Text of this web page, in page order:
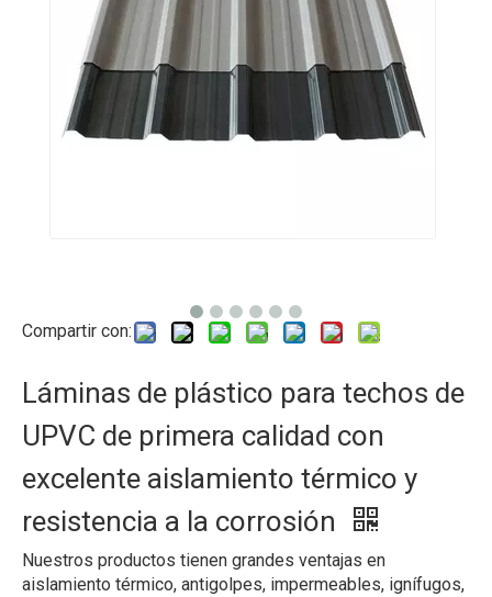
Compartir con:
Láminas de plástico para techos de
UPVC de primera calidad con
excelente aislamiento térmico y
resistencia a la corrosión
Nuestros productos tienen grandes ventajas en
aislamiento térmico, antigolpes, impermeables, ignífugos,